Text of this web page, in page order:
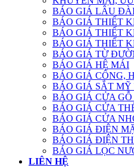
BÁO GIÁ LÂU
BÁO GIÁ THIẾT
BÁO GIÁ THIẾT
BÁO GIÁ THIẾT
BÁO GIÁ TỪ
BÁO GIÁ HỆ MÁI
BÁO GIÁ CỔNG,
BÁO GIÁ SẮT
BÁO GIÁ CỬA
BÁO GIÁ CỬA
BÁO GIÁ CỬA
BÁO GIÁ ĐIỆN
BÁO GIÁ ĐIỆN
BÁO GIÁ LỌC
LIÊN HỆ